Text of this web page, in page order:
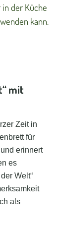
der Küche
kann.
mit
Zeit in
für
erinnert
es
Welt“
als